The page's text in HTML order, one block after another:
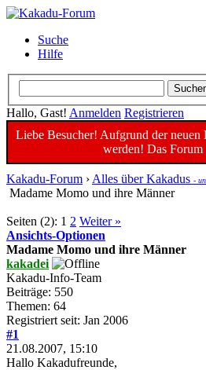
Suche
Hilfe
Hallo, Gast! Anmelden Registrieren
Liebe Besucher! Aufgrund der neuen
werden! Das Forum
Kakadu-Forum › Alles über Kakadus -
Madame Momo und ihre Männer
Seiten (2): 1 2 Weiter »
Ansichts-Optionen
Madame Momo und ihre Männer
kakadei
Kakadu-Info-Team
Beiträge: 550
Themen: 64
Registriert seit: Jan 2006
#1
21.08.2007, 15:10
Hallo Kakadufreunde,